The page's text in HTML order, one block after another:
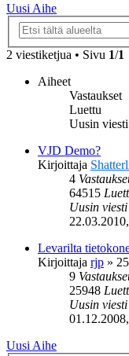
Uusi Aihe
2 viestiketjua • Sivu 1/1
Aiheet
Vastaukset
Luettu
Uusin viesti
VJD Demo?
Kirjoittaja
4
64515
Uusin viesti
Levarilta
Kirjoittaja rjp »
9
25948
Uusin viesti
Uusi Aihe